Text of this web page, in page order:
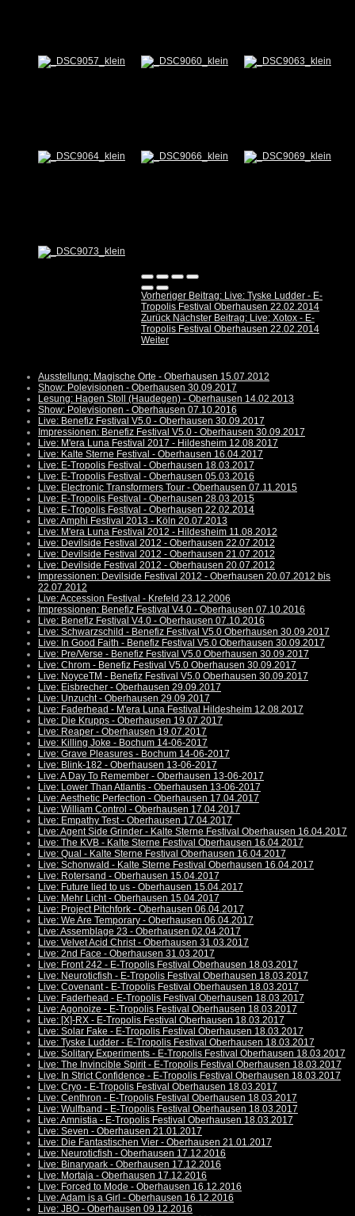
Vorheriger Beitrag: Live: Tyske Ludder - E-
Tropolis Festival Oberhausen 22.02.2014
Zurück Nächster Beitrag: Live: Xotox - E-
Tropolis Festival Oberhausen 22.02.2014
Weiter
Ausstellung: Magische Orte - Oberhausen 15.07.2012
Show: Polevisionen - Oberhausen 30.09.2017
Lesung: Hagen Stoll (Haudegen) - Oberhausen 14.02.2013
Show: Polevisionen - Oberhausen 07.10.2016
Live: Benefiz Festival V5.0 - Oberhausen 30.09.2017
Impressionen: Benefiz Festival V5.0 - Oberhausen 30.09.2017
Live: M'era Luna Festival 2017 - Hildesheim 12.08.2017
Live: Kalte Sterne Festival - Oberhausen 16.04.2017
Live: E-Tropolis Festival - Oberhausen 18.03.2017
Live: E-Tropolis Festival - Oberhausen 05.03.2016
Live: Electronic Transformers Tour - Oberhausen 07.11.2015
Live: E-Tropolis Festival - Oberhausen 28.03.2015
Live: E-Tropolis Festival - Oberhausen 22.02.2014
Live: Amphi Festival 2013 - Köln 20.07.2013
Live: M'era Luna Festival 2012 - Hildesheim 11.08.2012
Live: Devilside Festival 2012 - Oberhausen 22.07.2012
Live: Devilside Festival 2012 - Oberhausen 21.07.2012
Live: Devilside Festival 2012 - Oberhausen 20.07.2012
Impressionen: Devilside Festival 2012 - Oberhausen 20.07.2012 bis
22.07.2012
Live: Accession Festival - Krefeld 23.12.2006
Impressionen: Benefiz Festival V4.0 - Oberhausen 07.10.2016
Live: Benefiz Festival V4.0 - Oberhausen 07.10.2016
Live: Schwarzschild - Benefiz Festival V5.0 Oberhausen 30.09.2017
Live: In Good Faith - Benefiz Festival V5.0 Oberhausen 30.09.2017
Live: Pre/Verse - Benefiz Festival V5.0 Oberhausen 30.09.2017
Live: Chrom - Benefiz Festival V5.0 Oberhausen 30.09.2017
Live: NoyceTM - Benefiz Festival V5.0 Oberhausen 30.09.2017
Live: Eisbrecher - Oberhausen 29.09.2017
Live: Unzucht - Oberhausen 29.09.2017
Live: Faderhead - M'era Luna Festival Hildesheim 12.08.2017
Live: Die Krupps - Oberhausen 19.07.2017
Live: Reaper - Oberhausen 19.07.2017
Live: Killing Joke - Bochum 14-06-2017
Live: Grave Pleasures - Bochum 14-06-2017
Live: Blink-182 - Oberhausen 13-06-2017
Live: A Day To Remember - Oberhausen 13-06-2017
Live: Lower Than Atlantis - Oberhausen 13-06-2017
Live: Aesthetic Perfection - Oberhausen 17.04.2017
Live: William Control - Oberhausen 17.04.2017
Live: Empathy Test - Oberhausen 17.04.2017
Live: Agent Side Grinder - Kalte Sterne Festival Oberhausen 16.04.2017
Live: The KVB - Kalte Sterne Festival Oberhausen 16.04.2017
Live: Qual - Kalte Sterne Festival Oberhausen 16.04.2017
Live: Schonwald - Kalte Sterne Festival Oberhausen 16.04.2017
Live: Rotersand - Oberhausen 15.04.2017
Live: Future lied to us - Oberhausen 15.04.2017
Live: Mehr Licht - Oberhausen 15.04.2017
Live: Project Pitchfork - Oberhausen 06.04.2017
Live: We Are Temporary - Oberhausen 06.04.2017
Live: Assemblage 23 - Oberhausen 02.04.2017
Live: Velvet Acid Christ - Oberhausen 31.03.2017
Live: 2nd Face - Oberhausen 31.03.2017
Live: Front 242 - E-Tropolis Festival Oberhausen 18.03.2017
Live: Neuroticfish - E-Tropolis Festival Oberhausen 18.03.2017
Live: Covenant - E-Tropolis Festival Oberhausen 18.03.2017
Live: Faderhead - E-Tropolis Festival Oberhausen 18.03.2017
Live: Agonoize - E-Tropolis Festival Oberhausen 18.03.2017
Live: [X]-RX - E-Tropolis Festival Oberhausen 18.03.2017
Live: Solar Fake - E-Tropolis Festival Oberhausen 18.03.2017
Live: Tyske Ludder - E-Tropolis Festival Oberhausen 18.03.2017
Live: Solitary Experiments - E-Tropolis Festival Oberhausen 18.03.2017
Live: The Invincible Spirit - E-Tropolis Festival Oberhausen 18.03.2017
Live: In Strict Confidence - E-Tropolis Festival Oberhausen 18.03.2017
Live: Cryo - E-Tropolis Festival Oberhausen 18.03.2017
Live: Centhron - E-Tropolis Festival Oberhausen 18.03.2017
Live: Wulfband - E-Tropolis Festival Oberhausen 18.03.2017
Live: Amnistia - E-Tropolis Festival Oberhausen 18.03.2017
Live: Seven - Oberhausen 21.01.2017
Live: Die Fantastischen Vier - Oberhausen 21.01.2017
Live: Neuroticfish - Oberhausen 17.12.2016
Live: Binarypark - Oberhausen 17.12.2016
Live: Mortaja - Oberhausen 17.12.2016
Live: Forced to Mode - Oberhausen 16.12.2016
Live: Adam is a Girl - Oberhausen 16.12.2016
Live: JBO - Oberhausen 09.12.2016